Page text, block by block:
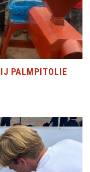
PALMPITOLIE